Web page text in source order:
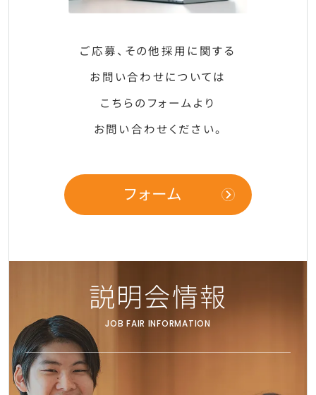
ご応募、その他採用に関する
お問い合わせについては
こちらのフォームより
お問い合わせください。
フォーム
説明会情報
JOB FAIR INFORMATION